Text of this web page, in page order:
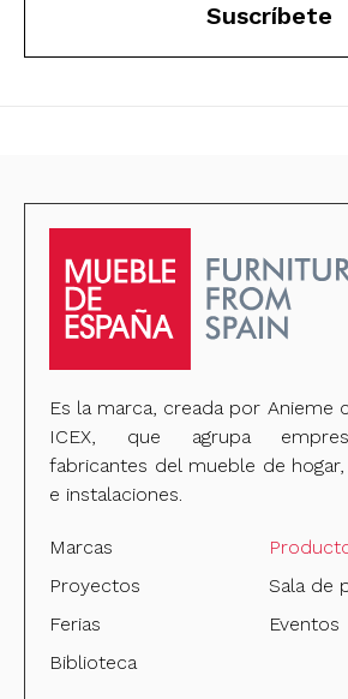
Suscríbete
Es la marca, creada por Anieme
ICEX, que agrupa
fabricantes del mueble de
e instalaciones.
Marcas
Proyectos
Sala de
Ferias
Eventos
Biblioteca